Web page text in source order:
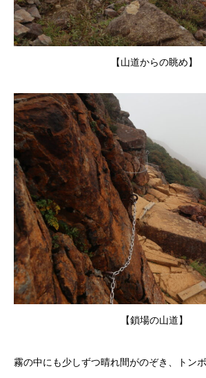
【山道からの眺め】
【鎖場の山道】
霧の中にも少しずつ晴れ間がのぞき、トン